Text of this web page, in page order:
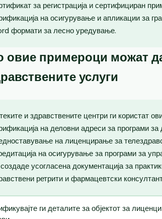
за регистрација и сертифициран
на осигурување и апликации за
формати за лесно уредување.
овие примероци можат
услуги
и здравствените центри ги користат
на деловни адреси за програми за
на лиценцирање за
на осигурување за програми за
усогласена документација за
ретрити и фармацевтски
ги деталите за објектот за